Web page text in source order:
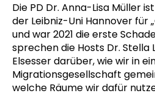
Die PD Dr. Anna-Lisa Müller
der Leibniz-Uni Hannover für
und war 2021 die erste
sprechen die Hosts Dr. Stella
Elsesser darüber, wie wir in
Migrationsgesellschaft
welche Räume wir dafür